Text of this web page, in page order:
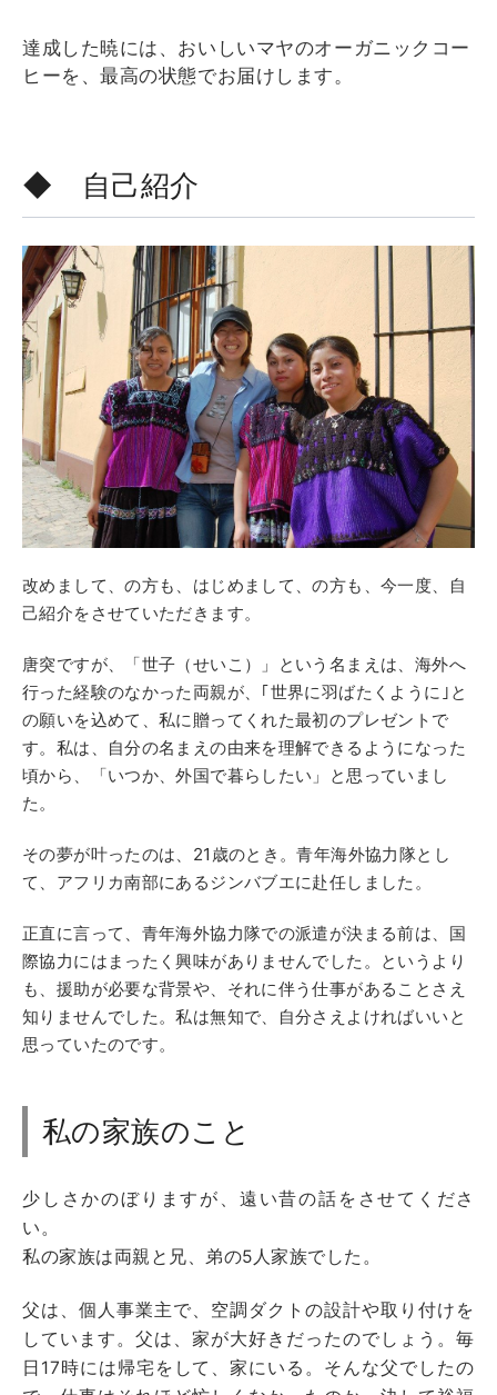
達成した暁には、おいしいマヤのオーガニックコー
ヒーを、最高の状態でお届けします。
◆ 自己紹介
改めまして、の方も、はじめまして、の方も、今一度、自
己紹介をさせていただきます。
唐突ですが、「世子（せいこ）」という名まえは、海外へ
行った経験のなかった両親が、｢世界に羽ばたくように｣と
の願いを込めて、私に贈ってくれた最初のプレゼントで
す。私は、自分の名まえの由来を理解できるようになった
頃から、「いつか、外国で暮らしたい」と思っていまし
た。
その夢が叶ったのは、21歳のとき。青年海外協力隊とし
て、アフリカ南部にあるジンバブエに赴任しました。
正直に言って、青年海外協力隊での派遣が決まる前は、国
際協力にはまったく興味がありませんでした。というより
も、援助が必要な背景や、それに伴う仕事があることさえ
知りませんでした。私は無知で、自分さえよければいいと
思っていたのです。
私の家族のこと
少しさかのぼりますが、遠い昔の話をさせてくださ
い。
私の家族は両親と兄、弟の5人家族でした。
父は、個人事業主で、空調ダクトの設計や取り付けを
しています。父は、家が大好きだったのでしょう。毎
日17時には帰宅をして、家にいる。そんな父でしたの